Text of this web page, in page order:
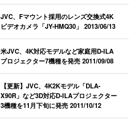
JVC、Fマウント採用のレンズ交換式4K
ビデオカメラ「JY-HMQ30」2013/06/13
米JVC、4K対応モデルなど家庭用D-ILA
プロジェクター7機種を発売2011/09/08
【更新】JVC、4K2Kモデル「DLA-
X90R」など3D対応D-ILAプロジェクター
3機種を11月下旬に発売2011/10/12